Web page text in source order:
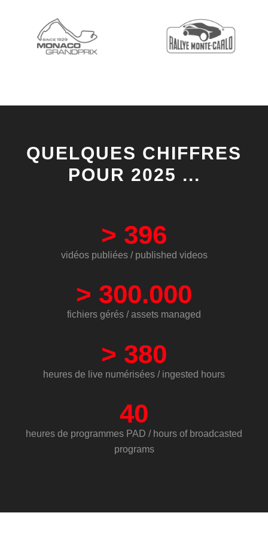
QUELQUES CHIFFRES
POUR 2025 ...
> 396
vidéos publiées / published videos
> 300.000
fichiers gérés / assets managed
> 380
heures de live numérisées / ingested hours
40
heures de programmes PAD / hours of broadcasted
programs